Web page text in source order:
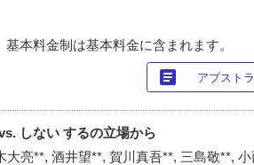
本料金制は基本料金に含まれます。
article アブスト
しない するの立場から
亮**, 酒井望**, 賀川真吾**, 三島敬**,